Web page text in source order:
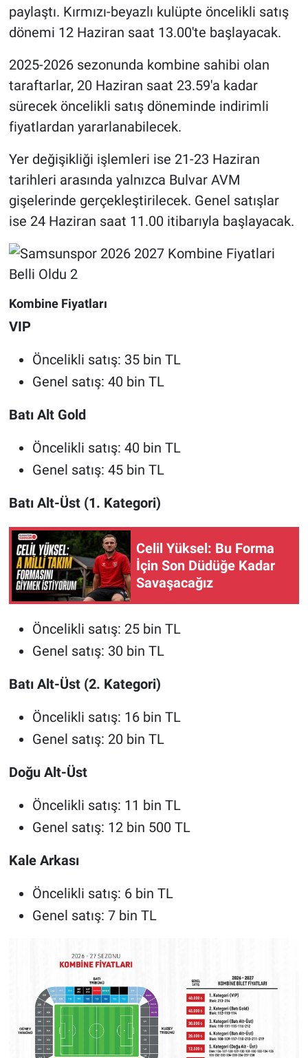
paylaştı. Kırmızı-beyazlı kulüpte öncelikli satış
dönemi 12 Haziran saat 13.00'te başlayacak.
2025-2026 sezonunda kombine sahibi olan
taraftarlar, 20 Haziran saat 23.59'a kadar
sürecek öncelikli satış döneminde indirimli
fiyatlardan yararlanabilecek.
Yer değişikliği işlemleri ise 21-23 Haziran
tarihleri arasında yalnızca Bulvar AVM
gişelerinde gerçekleştirilecek. Genel satışlar
ise 24 Haziran saat 11.00 itibarıyla başlayacak.
Kombine Fiyatları
VIP
Öncelikli satış: 35 bin TL
Genel satış: 40 bin TL
Batı Alt Gold
Öncelikli satış: 40 bin TL
Genel satış: 45 bin TL
Batı Alt-Üst (1. Kategori)
Celil Yüksel: Bu Forma
İçin Son Düdüğe Kadar
Savaşacağız
Öncelikli satış: 25 bin TL
Genel satış: 30 bin TL
Batı Alt-Üst (2. Kategori)
Öncelikli satış: 16 bin TL
Genel satış: 20 bin TL
Doğu Alt-Üst
Öncelikli satış: 11 bin TL
Genel satış: 12 bin 500 TL
Kale Arkası
Öncelikli satış: 6 bin TL
Genel satış: 7 bin TL